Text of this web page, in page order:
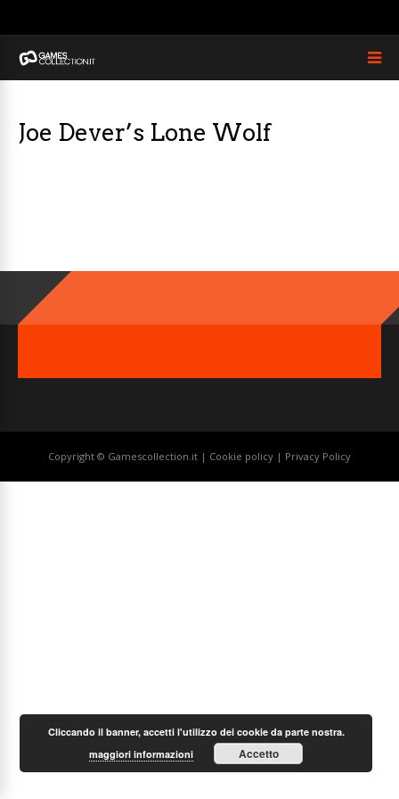
Joe Dever’s Lone Wolf
Copyright © Gamescollection.it | Cookie policy | Privacy Policy
Cliccando il banner, accetti l'utilizzo dei cookie da parte nostra.
maggiori informazioni
Accetto